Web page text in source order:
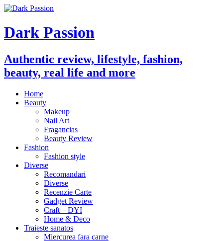
Dark Passion
Authentic review, lifestyle, fashion,
beauty, real life and more
Home
Beauty
Makeup
Nail Art
Fragancias
Beauty Review
Fashion
Fashion style
Diverse
Recomandari
Diverse
Recenzie Carte
Gadget Review
Craft – DYI
Home & Deco
Traieste sanatos
Miercurea fara carne